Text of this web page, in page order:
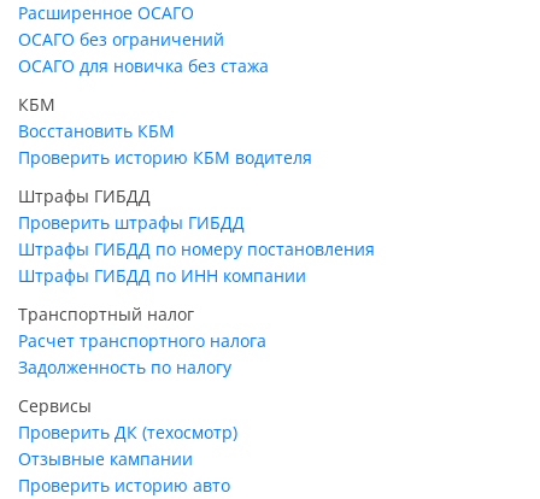
Расширенное ОСАГО
ОСАГО без ограничений
ОСАГО для новичка без стажа
КБМ
Восстановить КБМ
Проверить историю КБМ водителя
Штрафы ГИБДД
Проверить штрафы ГИБДД
Штрафы ГИБДД по номеру постановления
Штрафы ГИБДД по ИНН компании
Транспортный налог
Расчет транспортного налога
Задолженность по налогу
Сервисы
Проверить ДК (техосмотр)
Отзывные кампании
Проверить историю авто